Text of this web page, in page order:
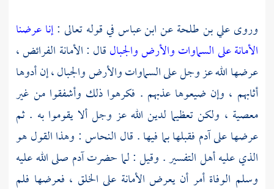
وروىعلي بن طلحةعنابن عباسفي قوله تعالى :إنا عرضنا
الأمانة على السماوات والأرض والجبالقال : الأمانة الفرائض ،
عرضها الله عز وجل على السماوات والأرض والجبال ، إن أدوها
أثابهم ، وإن ضيعوها عذبهم . فكرهوا ذلك وأشفقوا من غير
معصية ، ولكن تعظيما لدين الله عز وجل ألا يقوموا به . ثم
عرضها علىآدم فقبلها بما فيها . قال النحاس: وهذا القول هو
الذي عليه أهل التفسير . وقيل : لما حضرتآدم صلى الله عليه
وسلم الوفاة أمر أن يعرض الأمانة على الخلق ، فعرضها فلم